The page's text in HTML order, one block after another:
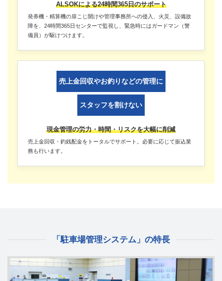
ALSOKによる24時間365日のサポート
発券機・精算機の扉こじ開けや管理事務所への侵入、火災、設備故
障を、24時間365日センターで監視し、緊急時にはガードマン（警
備員）が駆けつけます。
売上金回収やお釣りなどの管理に
スタッフを割けない
現金管理の労力・時間・リスクを大幅に削減
売上金回収・釣銭配金をトータルでサポート。必要に応じて振込業
務も行います。
「駐車場管理システム」の特長